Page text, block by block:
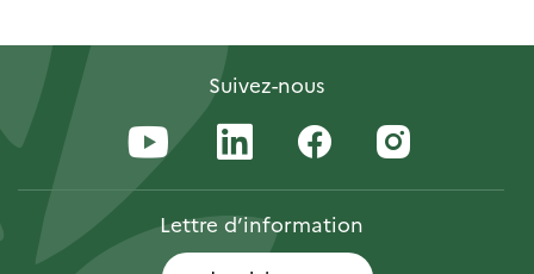
Suivez-nous
Lettred’information